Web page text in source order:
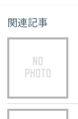
関連記事